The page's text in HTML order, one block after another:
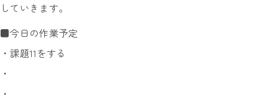
していきます。
■今日の作業予定
・課題11をする
・
・